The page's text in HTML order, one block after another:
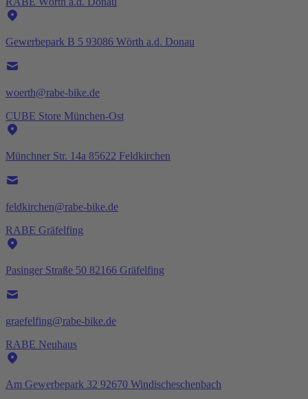
Gewerbepark B 5 93086 Wörth a.d. Donau
woerth@rabe-bike.de
CUBE Store München-Ost
Münchner Str. 14a 85622 Feldkirchen
feldkirchen@rabe-bike.de
RABE Gräfelfing
Pasinger Straße 50 82166 Gräfelfing
graefelfing@rabe-bike.de
RABE Neuhaus
Am Gewerbepark 32 92670 Windischeschenbach